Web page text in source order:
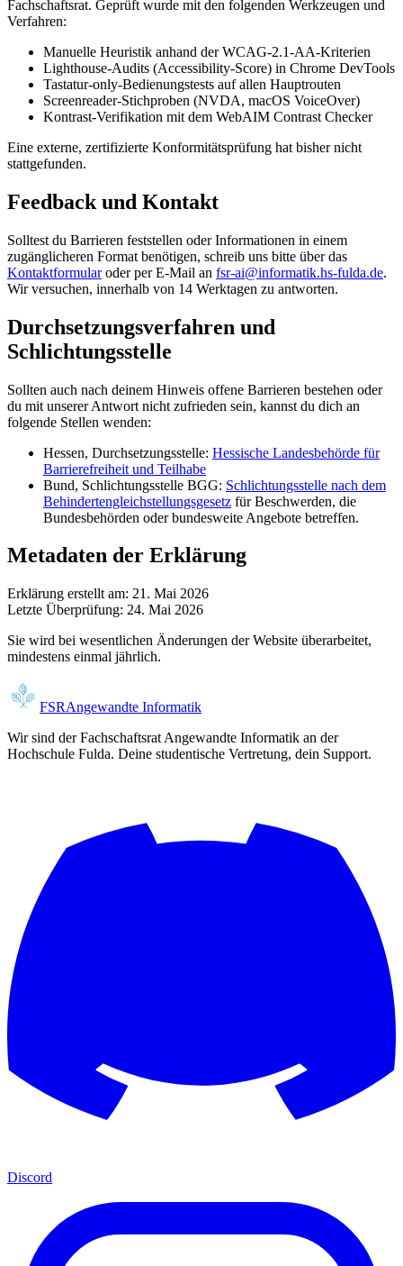
Fachschaftsrat. Geprüft wurde mit den folgenden Werkzeugen und
Verfahren:
Manuelle Heuristik anhand der WCAG-2.1-AA-Kriterien
Lighthouse-Audits (Accessibility-Score) in Chrome DevTools
Tastatur-only-Bedienungstests auf allen Hauptrouten
Screenreader-Stichproben (NVDA, macOS VoiceOver)
Kontrast-Verifikation mit dem WebAIM Contrast Checker
Eine externe, zertifizierte Konformitätsprüfung hat bisher nicht
stattgefunden.
Feedback und Kontakt
Solltest du Barrieren feststellen oder Informationen in einem
zugänglicheren Format benötigen, schreib uns bitte über das
Kontaktformularoder per E-Mail an fsr-ai@informatik.hs-fulda.de.
Wir versuchen, innerhalb von 14 Werktagen zu antworten.
Durchsetzungsverfahren und
Schlichtungsstelle
Sollten auch nach deinem Hinweis offene Barrieren bestehen oder
du mit unserer Antwort nicht zufrieden sein, kannst du dich an
folgende Stellen wenden:
Hessen, Durchsetzungsstelle: Hessische Landesbehörde für
Barrierefreiheit und Teilhabe
Bund, Schlichtungsstelle BGG: Schlichtungsstelle nach dem
Behindertengleichstellungsgesetz für Beschwerden, die
Bundesbehörden oder bundesweite Angebote betreffen.
Metadaten der Erklärung
Erklärung erstellt am: 21. Mai 2026
Letzte Überprüfung: 24. Mai 2026
Sie wird bei wesentlichen Änderungen der Website überarbeitet,
mindestens einmal jährlich.
FSRAngewandte Informatik
Wir sind der Fachschaftsrat Angewandte Informatik an der
Hochschule Fulda. Deine studentische Vertretung, dein Support.
Discord